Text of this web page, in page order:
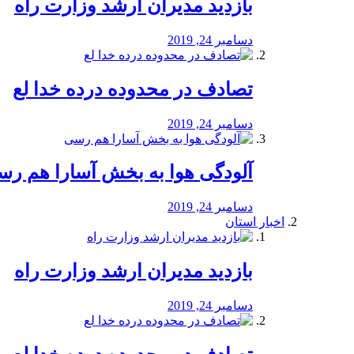
بازدید مدیران ارشد وزارت راه
دسامبر 24, 2019
تصادف در محدوده درده خدا لع
دسامبر 24, 2019
آلودگی هوا به بخش آسارا هم
دسامبر 24, 2019
اخبار استان
بازدید مدیران ارشد وزارت راه
دسامبر 24, 2019